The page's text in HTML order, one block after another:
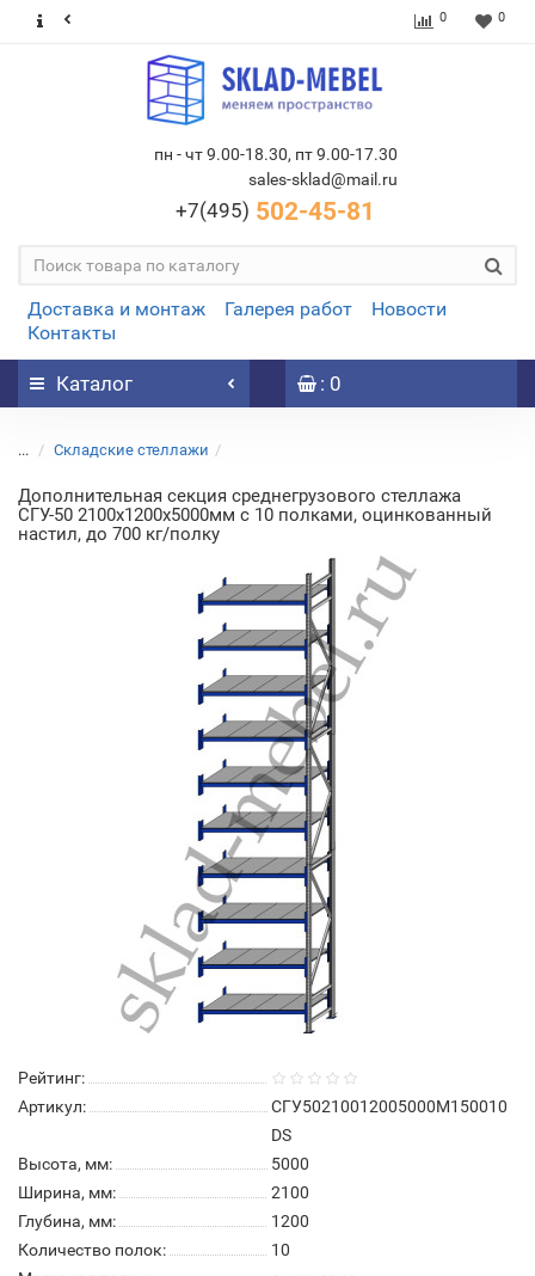
0 0
пн - чт 9.00-18.30, пт 9.00-17.30
sales-sklad@mail.ru
+7(495) 502-45-81
Доставка и монтаж Галерея работ
Новости
Контакты
Каталог : 0
... Складские стеллажи
Дополнительная секция среднегрузового стеллажа
СГУ-50 2100х1200х5000мм с 10 полками, оцинкованный
настил, до 700 кг/полку
Рейтинг:
Артикул:
СГУ50210012005000М150010
DS
Высота, мм:
5000
Ширина, мм:
2100
Глубина, мм:
1200
Количество полок:
10